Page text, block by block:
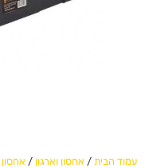
עמוד הבית / אחסון וארגון / אחסון